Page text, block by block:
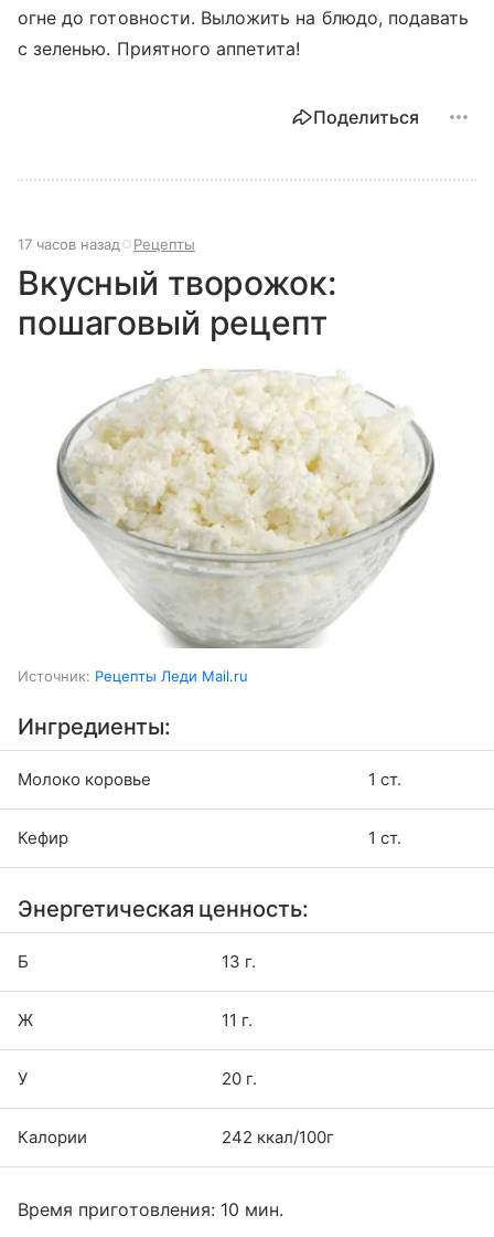
огне до готовности. Выложить на блюдо, подавать
с зеленью. Приятного аппетита!
Поделиться
17 часов назад Рецепты
Вкусный творожок:
пошаговый рецепт
Источник: Рецепты Леди Mail.ru
Ингредиенты:
Молоко коровье 1 ст.
Кефир 1 ст.
Энергетическая ценность:
Б 13 г.
Ж 11 г.
У 20 г.
Калории 242 ккал/100г
Время приготовления: 10 мин.